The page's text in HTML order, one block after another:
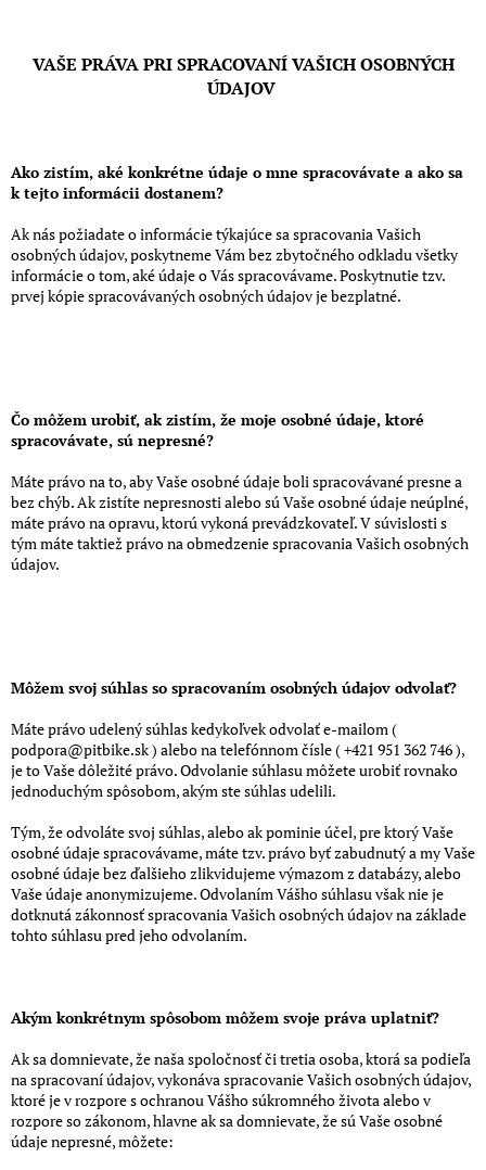
VAŠE PRÁVA PRI SPRACOVANÍ VAŠICH OSOBNÝCH
ÚDAJOV
Ako zistím, aké konkrétne údaje o mne spracovávate a ako sa
k tejto informácii dostanem?
Ak nás požiadate o informácie týkajúce sa spracovania Vašich
osobných údajov, poskytneme Vám bez zbytočného odkladu všetky
informácie o tom, aké údaje o Vás spracovávame. Poskytnutie tzv.
prvej kópie spracovávaných osobných údajov je bezplatné.
Čo môžem urobiť, ak zistím, že moje osobné údaje, ktoré
spracovávate, sú nepresné?
Máte právo na to, aby Vaše osobné údaje boli spracovávané presne a
bez chýb. Ak zistíte nepresnosti alebo sú Vaše osobné údaje neúplné,
máte právo na opravu, ktorú vykoná prevádzkovateľ. V súvislosti s
tým máte taktiež právo na obmedzenie spracovania Vašich osobných
údajov.
Môžem svoj súhlas so spracovaním osobných údajov odvolať?
Máte právo udelený súhlas kedykoľvek odvolať e-mailom (
podpora@pitbike.sk ) alebo na telefónnom čísle ( +421 951 362 746 ),
je to Vaše dôležité právo. Odvolanie súhlasu môžete urobiť rovnako
jednoduchým spôsobom, akým ste súhlas udelili.
Tým, že odvoláte svoj súhlas, alebo ak pominie účel, pre ktorý Vaše
osobné údaje spracovávame, máte tzv. právo byť zabudnutý a my Vaše
osobné údaje bez ďalšieho zlikvidujeme výmazom z databázy, alebo
Vaše údaje anonymizujeme. Odvolaním Vášho súhlasu však nie je
dotknutá zákonnosť spracovania Vašich osobných údajov na základe
tohto súhlasu pred jeho odvolaním.
Akým konkrétnym spôsobom môžem svoje práva uplatniť?
Ak sa domnievate, že naša spoločnosť či tretia osoba, ktorá sa podieľa
na spracovaní údajov, vykonáva spracovanie Vašich osobných údajov,
ktoré je v rozpore s ochranou Vášho súkromného života alebo v
rozpore so zákonom, hlavne ak sa domnievate, že sú Vaše osobné
údaje nepresné, môžete: